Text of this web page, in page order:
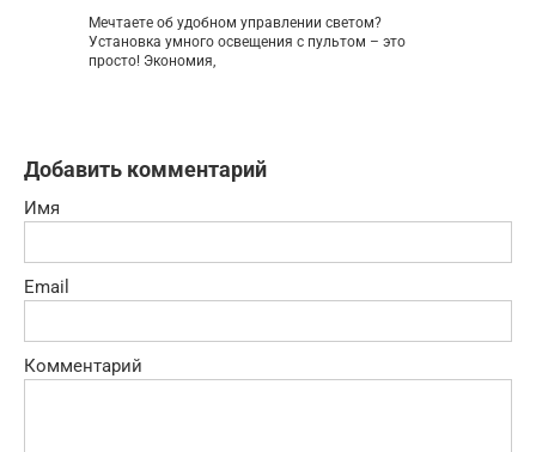
Мечтаете об удобном управлении светом?
Установка умного освещения с пультом – это
просто! Экономия,
Добавить комментарий
Имя
Email
Комментарий